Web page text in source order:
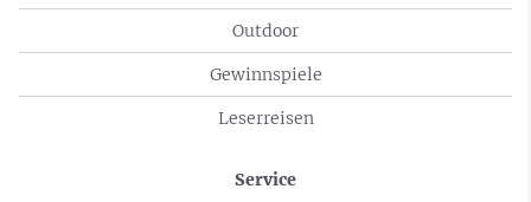
Outdoor
Gewinnspiele
Leserreisen
Service